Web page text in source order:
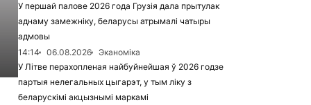
У першай палове 2026 года Грузія дала прытулак
аднаму замежніку, беларусы атрымалі чатыры
адмовы
14:14
06.08.2026
Эканоміка
У Літве перахопленая найбуйнейшая ў 2026 годзе
партыя нелегальных цыгарэт, у тым ліку з
беларускімі акцызнымі маркамі